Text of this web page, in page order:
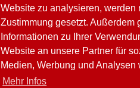
Website zu analysieren, werden
Zustimmung gesetzt. Außerdem
Informationen zu Ihrer
Website an unsere Partner für
Medien, Werbung und Analysen
Mehr Infos